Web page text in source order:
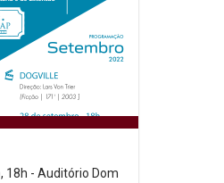
18h - Auditório Dom